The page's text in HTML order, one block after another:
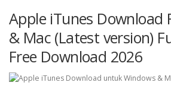
OTHER PAGES
Apple iTunes Download
& Mac (Latest version)
Free Download 2026